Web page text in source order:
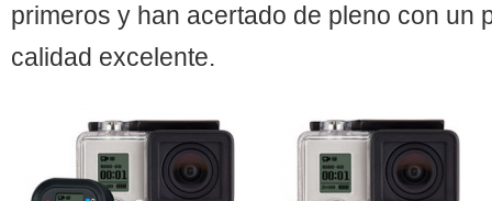
primeros y han acertado de pleno con un
calidad excelente.